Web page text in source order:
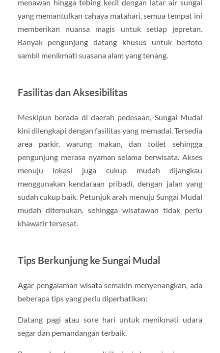
menawan hingga tebing kecil dengan latar air sungai
yang memantulkan cahaya matahari, semua tempat ini
memberikan nuansa magis untuk setiap jepretan.
Banyak pengunjung datang khusus untuk berfoto
sambil menikmati suasana alam yang tenang.
Fasilitas dan Aksesibilitas
Meskipun berada di daerah pedesaan, Sungai Mudal
kini dilengkapi dengan fasilitas yang memadai. Tersedia
area parkir, warung makan, dan toilet sehingga
pengunjung merasa nyaman selama berwisata. Akses
menuju lokasi juga cukup mudah dijangkau
menggunakan kendaraan pribadi, dengan jalan yang
sudah cukup baik. Petunjuk arah menuju Sungai Mudal
mudah ditemukan, sehingga wisatawan tidak perlu
khawatir tersesat.
Tips Berkunjung ke Sungai Mudal
Agar pengalaman wisata semakin menyenangkan, ada
beberapa tips yang perlu diperhatikan:
Datang pagi atau sore hari untuk menikmati udara
segar dan pemandangan terbaik.